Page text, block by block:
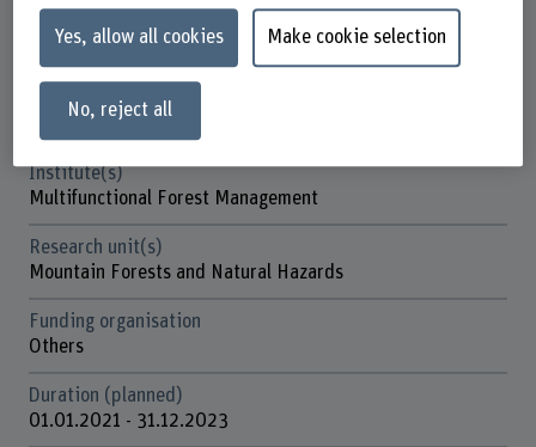
Factsheet
Schools involved
School of Agricultural, Forest and Food Sciences
Institute(s)
Multifunctional Forest Management
Research unit(s)
Mountain Forests and Natural Hazards
Funding organisation
Others
Duration (planned)
01.01.2021 - 31.12.2023
Yes, allow all cookies Make cookie selection
No, reject all